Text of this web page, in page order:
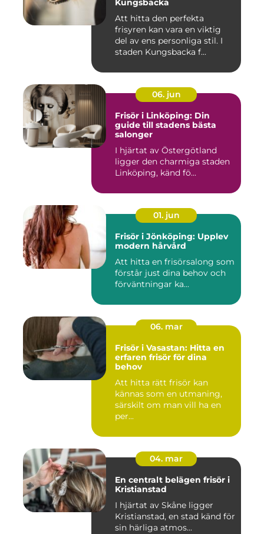
Kungsbacka
Att hitta den perfekta
frisyren kan vara en viktig
del av ens personliga stil. I
staden Kungsbacka f...
06. jun
Frisör i Linköping: Din
guide till stadens bästa
salonger
I hjärtat av Östergötland
ligger den charmiga staden
Linköping, känd fö...
01. jun
Frisör i Jönköping: Upplev
modern hårvård
Att hitta en frisörsalong som
förstår just dina behov och
förväntningar ka...
06. mar
Frisör i Vasastan: Hitta en
erfaren frisör för dina
behov
Att hitta rätt frisör kan
kännas som en utmaning,
särskilt om man vill ha en
per...
04. mar
En centralt belägen frisör i
Kristianstad
I hjärtat av Skåne ligger
Kristianstad, en stad känd för
sin härliga atmos...